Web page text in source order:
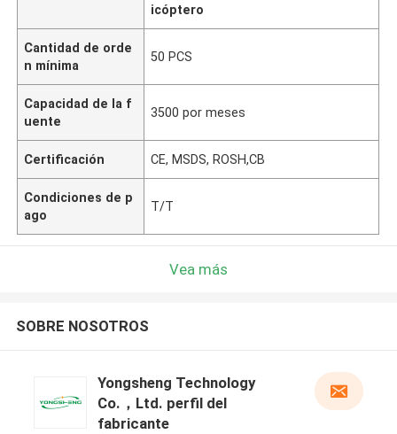
icóptero
Cantidad de orde
n mínima
50 PCS
Capacidad de la f
uente
3500 por meses
Certificación CE, MSDS, ROSH,CB
Condiciones de p
ago
T/T
Vea más
SOBRE NOSOTROS
Yongsheng Technology
Co.，Ltd. perfil del
fabricante